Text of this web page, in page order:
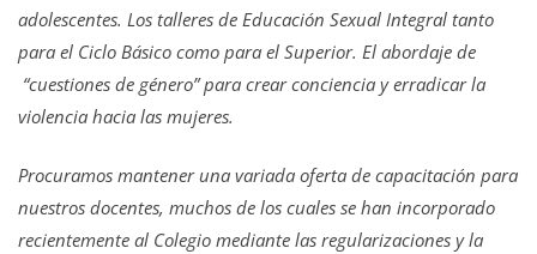
adolescentes. Los talleres de Educación Sexual Integral tanto
para el Ciclo Básico como para el Superior. El abordaje de
“cuestiones de género” para crear conciencia y erradicar la
violencia hacia las mujeres.
Procuramos mantener una variada oferta de capacitación para
nuestros docentes, muchos de los cuales se han incorporado
recientemente al Colegio mediante las regularizaciones y la